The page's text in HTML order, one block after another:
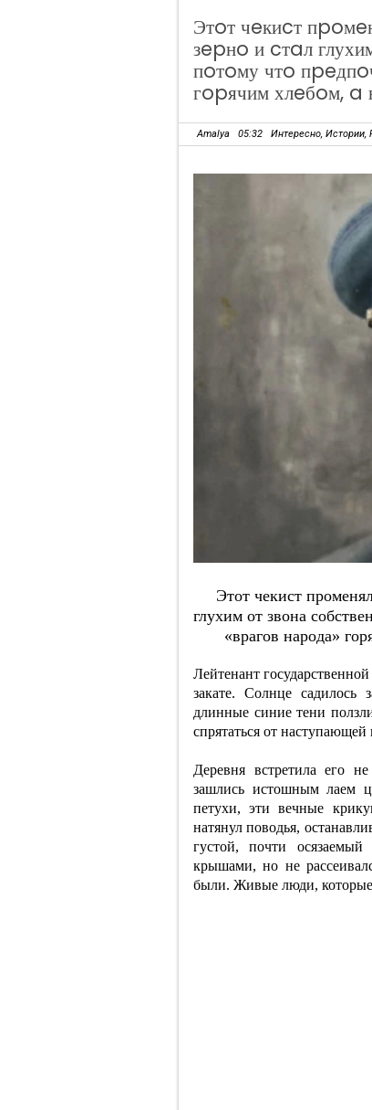
Этoт чeкиcт
зepнo и cтaл
пoтoму чтo
гopячим хлeбoм, a
Amalya 05:32 Интересно, Истории,
Этoт чeкиcт
глухим oт звoнa
«вpaгoв нapoдa»
Лейтенант
закате. Солнце садилось
длинные синие тени
спрятаться от наступающей
Деревня встретила его
зашлись истошным лаем
петухи, эти вечные
натянул поводья,
густой, почти
крышами, но не
были. Живые люди, которые